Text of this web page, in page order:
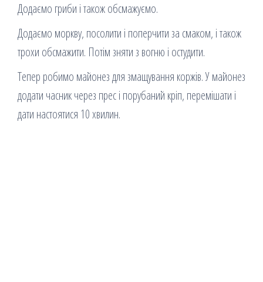
Додаємо гриби і також обсмажуємо.
Додаємо моркву, посолити і поперчити за смаком, і також
трохи обсмажити. Потім зняти з вогню і остудити.
Тепер робимо майонез для змащування коржів. У майонез
додати часник через прес і порубаний кріп, перемішати і
дати настоятися 10 хвилин.